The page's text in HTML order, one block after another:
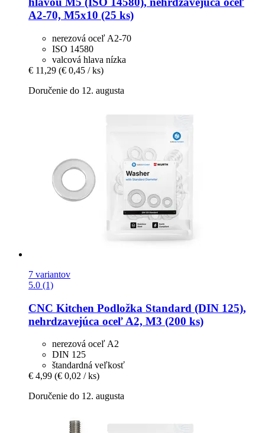
A2-​70, M5x10 (25 ks)
nerezová oceľ A2-70
ISO 14580
valcová hlava nízka
€ 11,29 (€ 0,45 / ks)
Doručenie do 12. augusta
7 variantov
5.0 (1)
CNC Kitchen Podložka Standard (DIN 125),
nehrdzavejúca oceľ A2, M3 (200 ks)
nerezová oceľ A2
DIN 125
štandardná veľkosť
€ 4,99 (€ 0,02 / ks)
Doručenie do 12. augusta